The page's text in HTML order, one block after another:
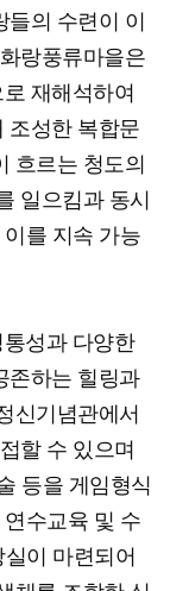
의 수련이 이
랑풍류마을은
재해석하여
조성한 복합문
흐르는 청도의
일으킴과 동시
를 지속 가능
성과 다양한
존하는 힐링과
신기념관에서
할 수 있으며
등을 게임형식
수교육 및 수
이 마련되어